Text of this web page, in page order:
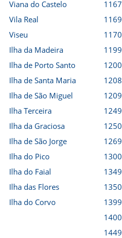
Viana do Castelo
Vila Real
Viseu
Ilha da Madeira
Ilha de Porto Santo
Ilha de Santa Maria
Ilha de São Miguel
Ilha Terceira
Ilha da Graciosa
Ilha de São Jorge
Ilha do Pico
Ilha do Faial
Ilha das Flores
Ilha do Corvo
1167
1169
1170
1199
1200
1208
1209
1249
1250
1269
1300
1349
1350
1399
1400
1449